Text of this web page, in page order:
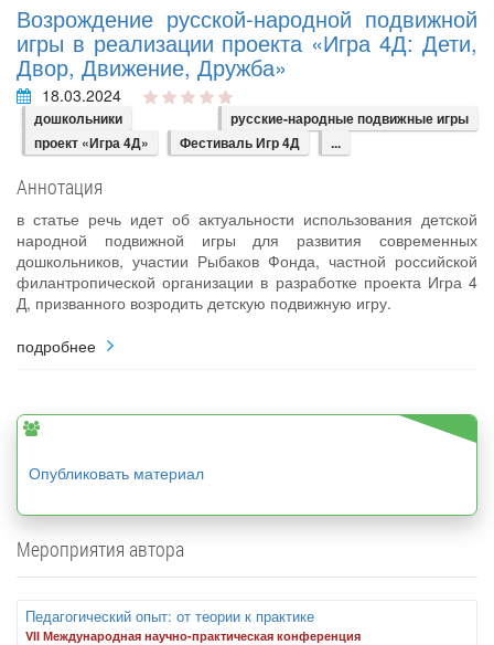
Возрождение русской-народной подвижной
игры в реализации проекта «Игра 4Д: Дети,
Двор, Движение, Дружба»
18.03.2024
дошкольники
русские-народные подвижные игры
проект «Игра 4Д»
Фестиваль Игр 4Д ...
Аннотация
в статье речь идет об актуальности использования детской
народной подвижной игры для развития современных
дошкольников, участии Рыбаков Фонда, частной российской
филантропической организации в разработке проекта Игра 4
Д, призванного возродить детскую подвижную игру.
подробнее
Опубликовать материал
Мероприятия автора
Педагогический опыт: от теории к практике
VII Международная научно-практическая конференция